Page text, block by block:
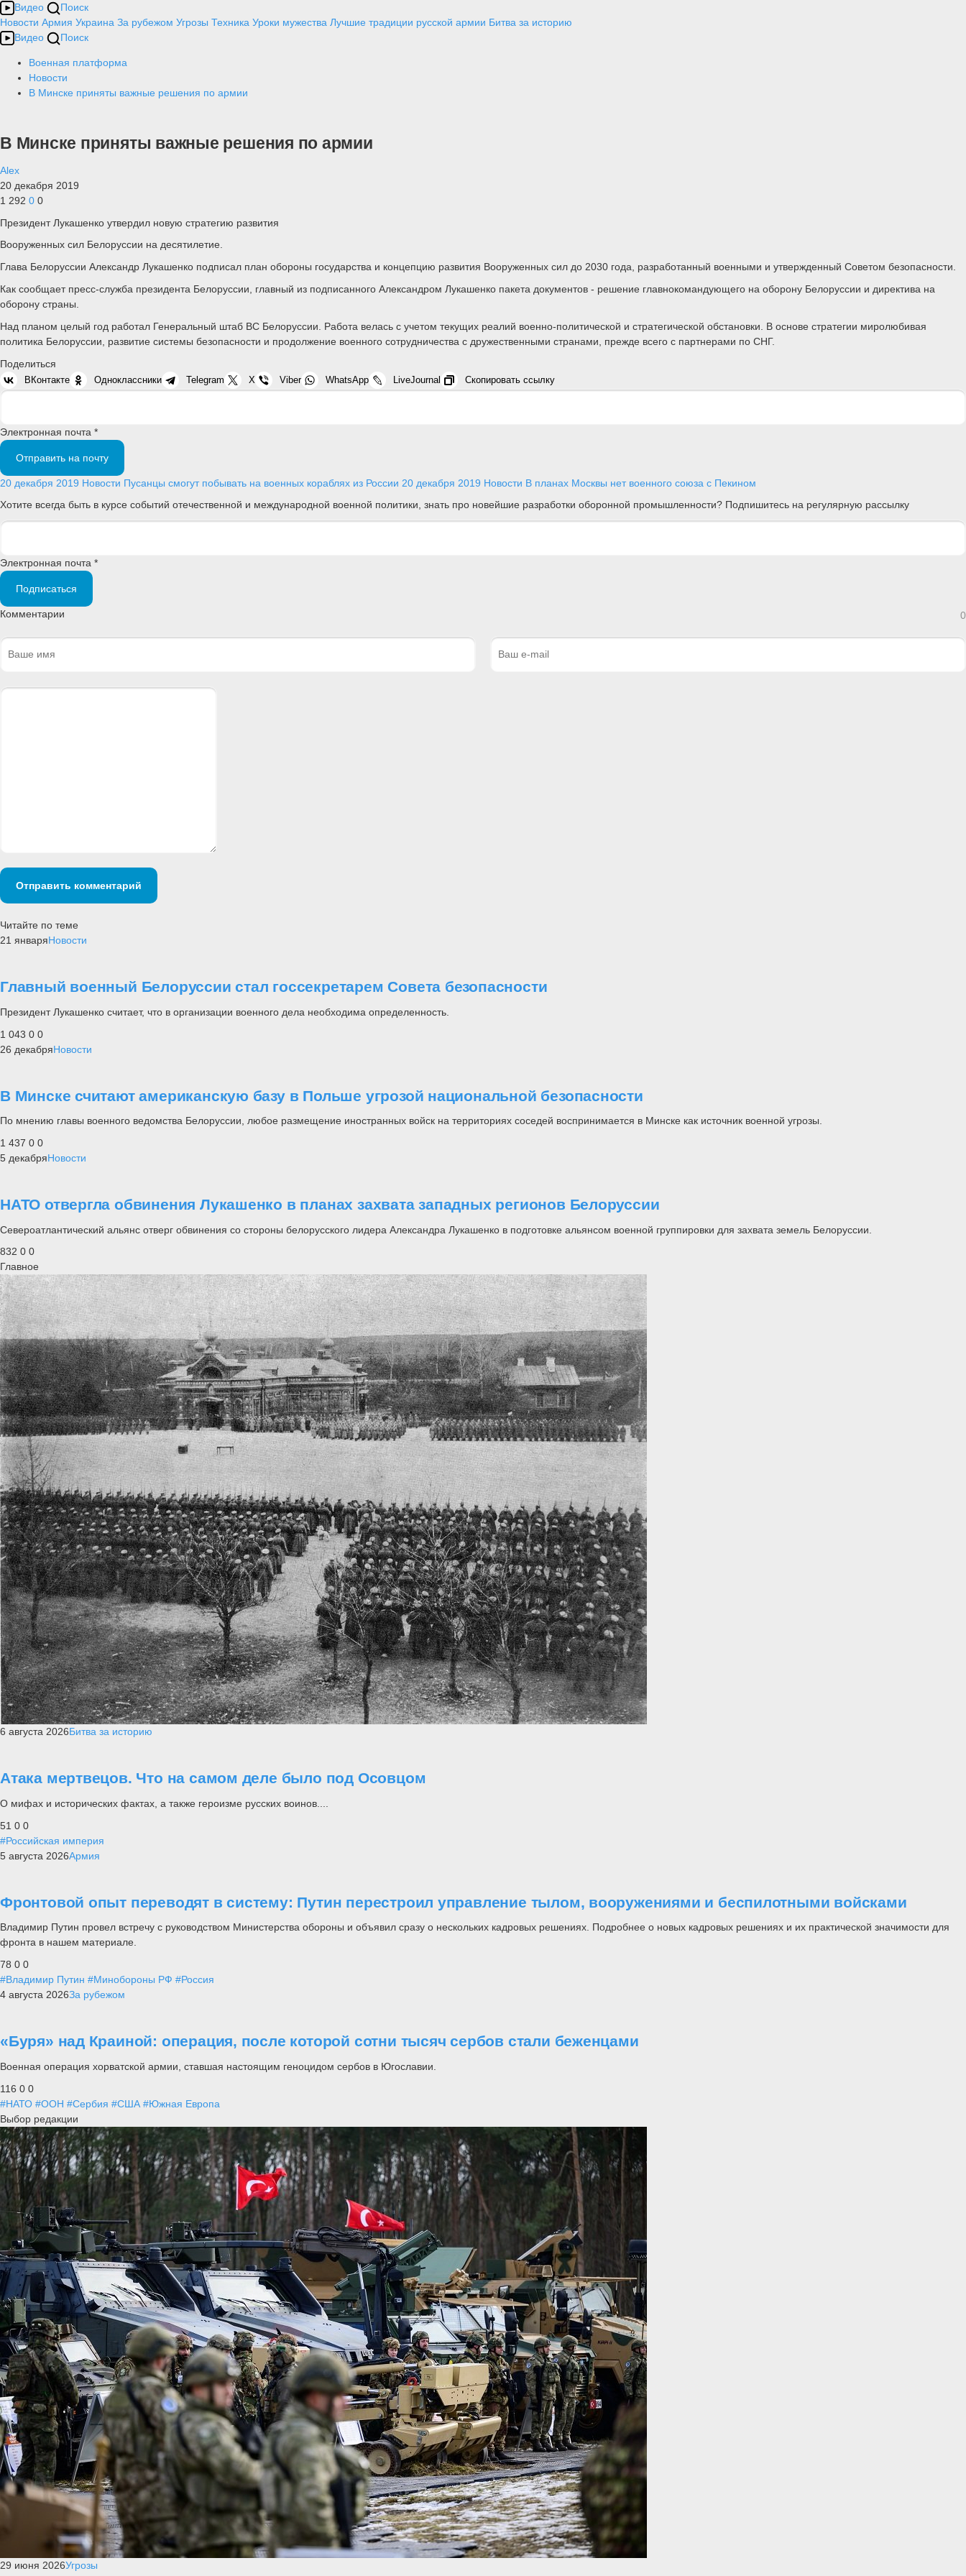
Видео
Поиск
Новости Армия Украина За рубежом Угрозы Техника Уроки мужества Лучшие традиции русской армии Битва за историю
Видео
Поиск
Военная платформа
Новости
В Минске приняты важные решения по армии
В Минске приняты важные решения по армии
Alex
20 декабря 2019
1 292 0 0
Президент Лукашенко утвердил новую стратегию развития
Вооруженных сил Белоруссии на десятилетие.
Глава Белоруссии Александр Лукашенко подписал план обороны государства и концепцию развития Вооруженных сил до 2030 года, разработанный военными и утвержденный Советом безопасности.
Как сообщает пресс-служба президента Белоруссии, главный из подписанного Александром Лукашенко пакета документов - решение главнокомандующего на оборону Белоруссии и директива на
оборону страны.
Над планом целый год работал Генеральный штаб ВС Белоруссии. Работа велась с учетом текущих реалий военно-политической и стратегической обстановки. В основе стратегии миролюбивая
политика Белоруссии, развитие системы безопасности и продолжение военного сотрудничества с дружественными странами, прежде всего с партнерами по СНГ.
Поделиться
ВКонтакте Одноклассники Telegram X Viber WhatsApp LiveJournal Скопировать ссылку
Электронная почта *
Отправить на почту
20 декабря 2019 Новости Пусанцы смогут побывать на военных кораблях из России 20 декабря 2019 Новости В планах Москвы нет военного союза с Пекином
Хотите всегда быть в курсе событий отечественной и международной военной политики, знать про новейшие разработки оборонной промышленности? Подпишитесь на регулярную рассылку
Электронная почта *
Подписаться
Комментарии 0
Отправить комментарий
Читайте по теме
21 январяНовости
Главный военный Белоруссии стал госсекретарем Совета безопасности
Президент Лукашенко считает, что в организации военного дела необходима определенность.
1 043 0 0
26 декабряНовости
В Минске считают американскую базу в Польше угрозой национальной безопасности
По мнению главы военного ведомства Белоруссии, любое размещение иностранных войск на территориях соседей воспринимается в Минске как источник военной угрозы.
1 437 0 0
5 декабряНовости
НАТО отвергла обвинения Лукашенко в планах захвата западных регионов Белоруссии
Североатлантический альянс отверг обвинения со стороны белорусского лидера Александра Лукашенко в подготовке альянсом военной группировки для захвата земель Белоруссии.
832 0 0
Главное
6 августа 2026Битва за историю
Атака мертвецов. Что на самом деле было под Осовцом
О мифах и исторических фактах, а также героизме русских воинов....
51 0 0
#Российская империя
5 августа 2026Армия
Фронтовой опыт переводят в систему: Путин перестроил управление тылом, вооружениями и беспилотными войсками
Владимир Путин провел встречу с руководством Министерства обороны и объявил сразу о нескольких кадровых решениях. Подробнее о новых кадровых решениях и их практической значимости для
фронта в нашем материале.
78 0 0
#Владимир Путин #Минобороны РФ #Россия
4 августа 2026За рубежом
«Буря» над Краиной: операция, после которой сотни тысяч сербов стали беженцами
Военная операция хорватской армии, ставшая настоящим геноцидом сербов в Югославии.
116 0 0
#НАТО #ООН #Сербия #США #Южная Европа
Выбор редакции
29 июня 2026Угрозы